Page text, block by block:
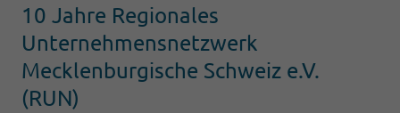
10 Jahre Regionales
Unternehmensnetzwerk
Mecklenburgische Schweiz e.V.
(RUN)